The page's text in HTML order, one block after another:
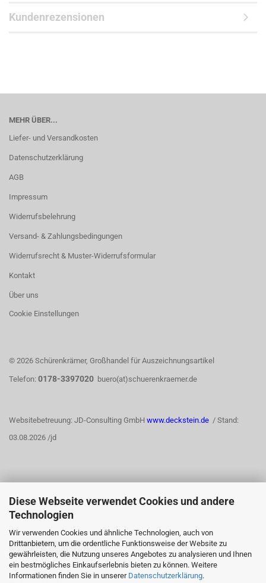
Diese Webseite verwendet Cookies und andere
Technologien
Wir verwenden Cookies und ähnliche Technologien, auch von
Drittanbietern, um die ordentliche Funktionsweise der Website zu
gewährleisten, die Nutzung unseres Angebotes zu analysieren und Ihnen
ein bestmögliches Einkaufserlebnis bieten zu können. Weitere
Informationen finden Sie in unserer Datenschutzerklärung.
Kundenrezensionen
MEHR ÜBER...
Liefer- und Versandkosten
Datenschutzerklärung
AGB
Impressum
Widerrufsbelehrung
Versand- & Zahlungsbedingungen
Widerrufsrecht & Muster-Widerrufsformular
Kontakt
Über uns
Cookie Einstellungen
© 2026 Schürenkrämer, Großhandel für Auszeichnungsartikel
Telefon: 0178-3397020 buero(at)schuerenkraemer.de
Websitebetreuung: JD-Consulting GmbH www.deckstein.de / Stand:
03.08.2026 /jd
WIDERRUFSRECHT
Vertrag widerrufen